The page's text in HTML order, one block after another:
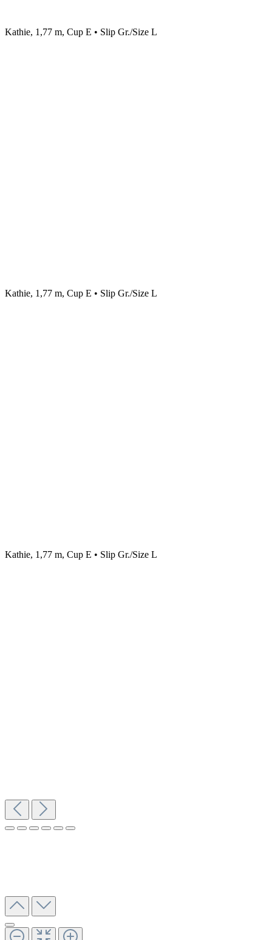
Kathie, 1,77 m, Cup E • Slip Gr./Size L
Kathie, 1,77 m, Cup E • Slip Gr./Size L
Kathie, 1,77 m, Cup E • Slip Gr./Size L